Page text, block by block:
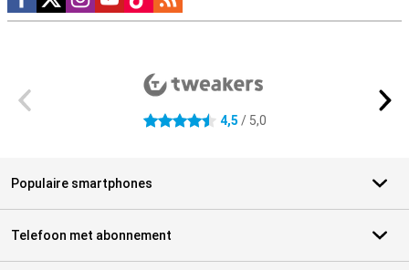
4.5 sterren 4,5 / 5,0
Populaire smartphones
Telefoon met abonnement